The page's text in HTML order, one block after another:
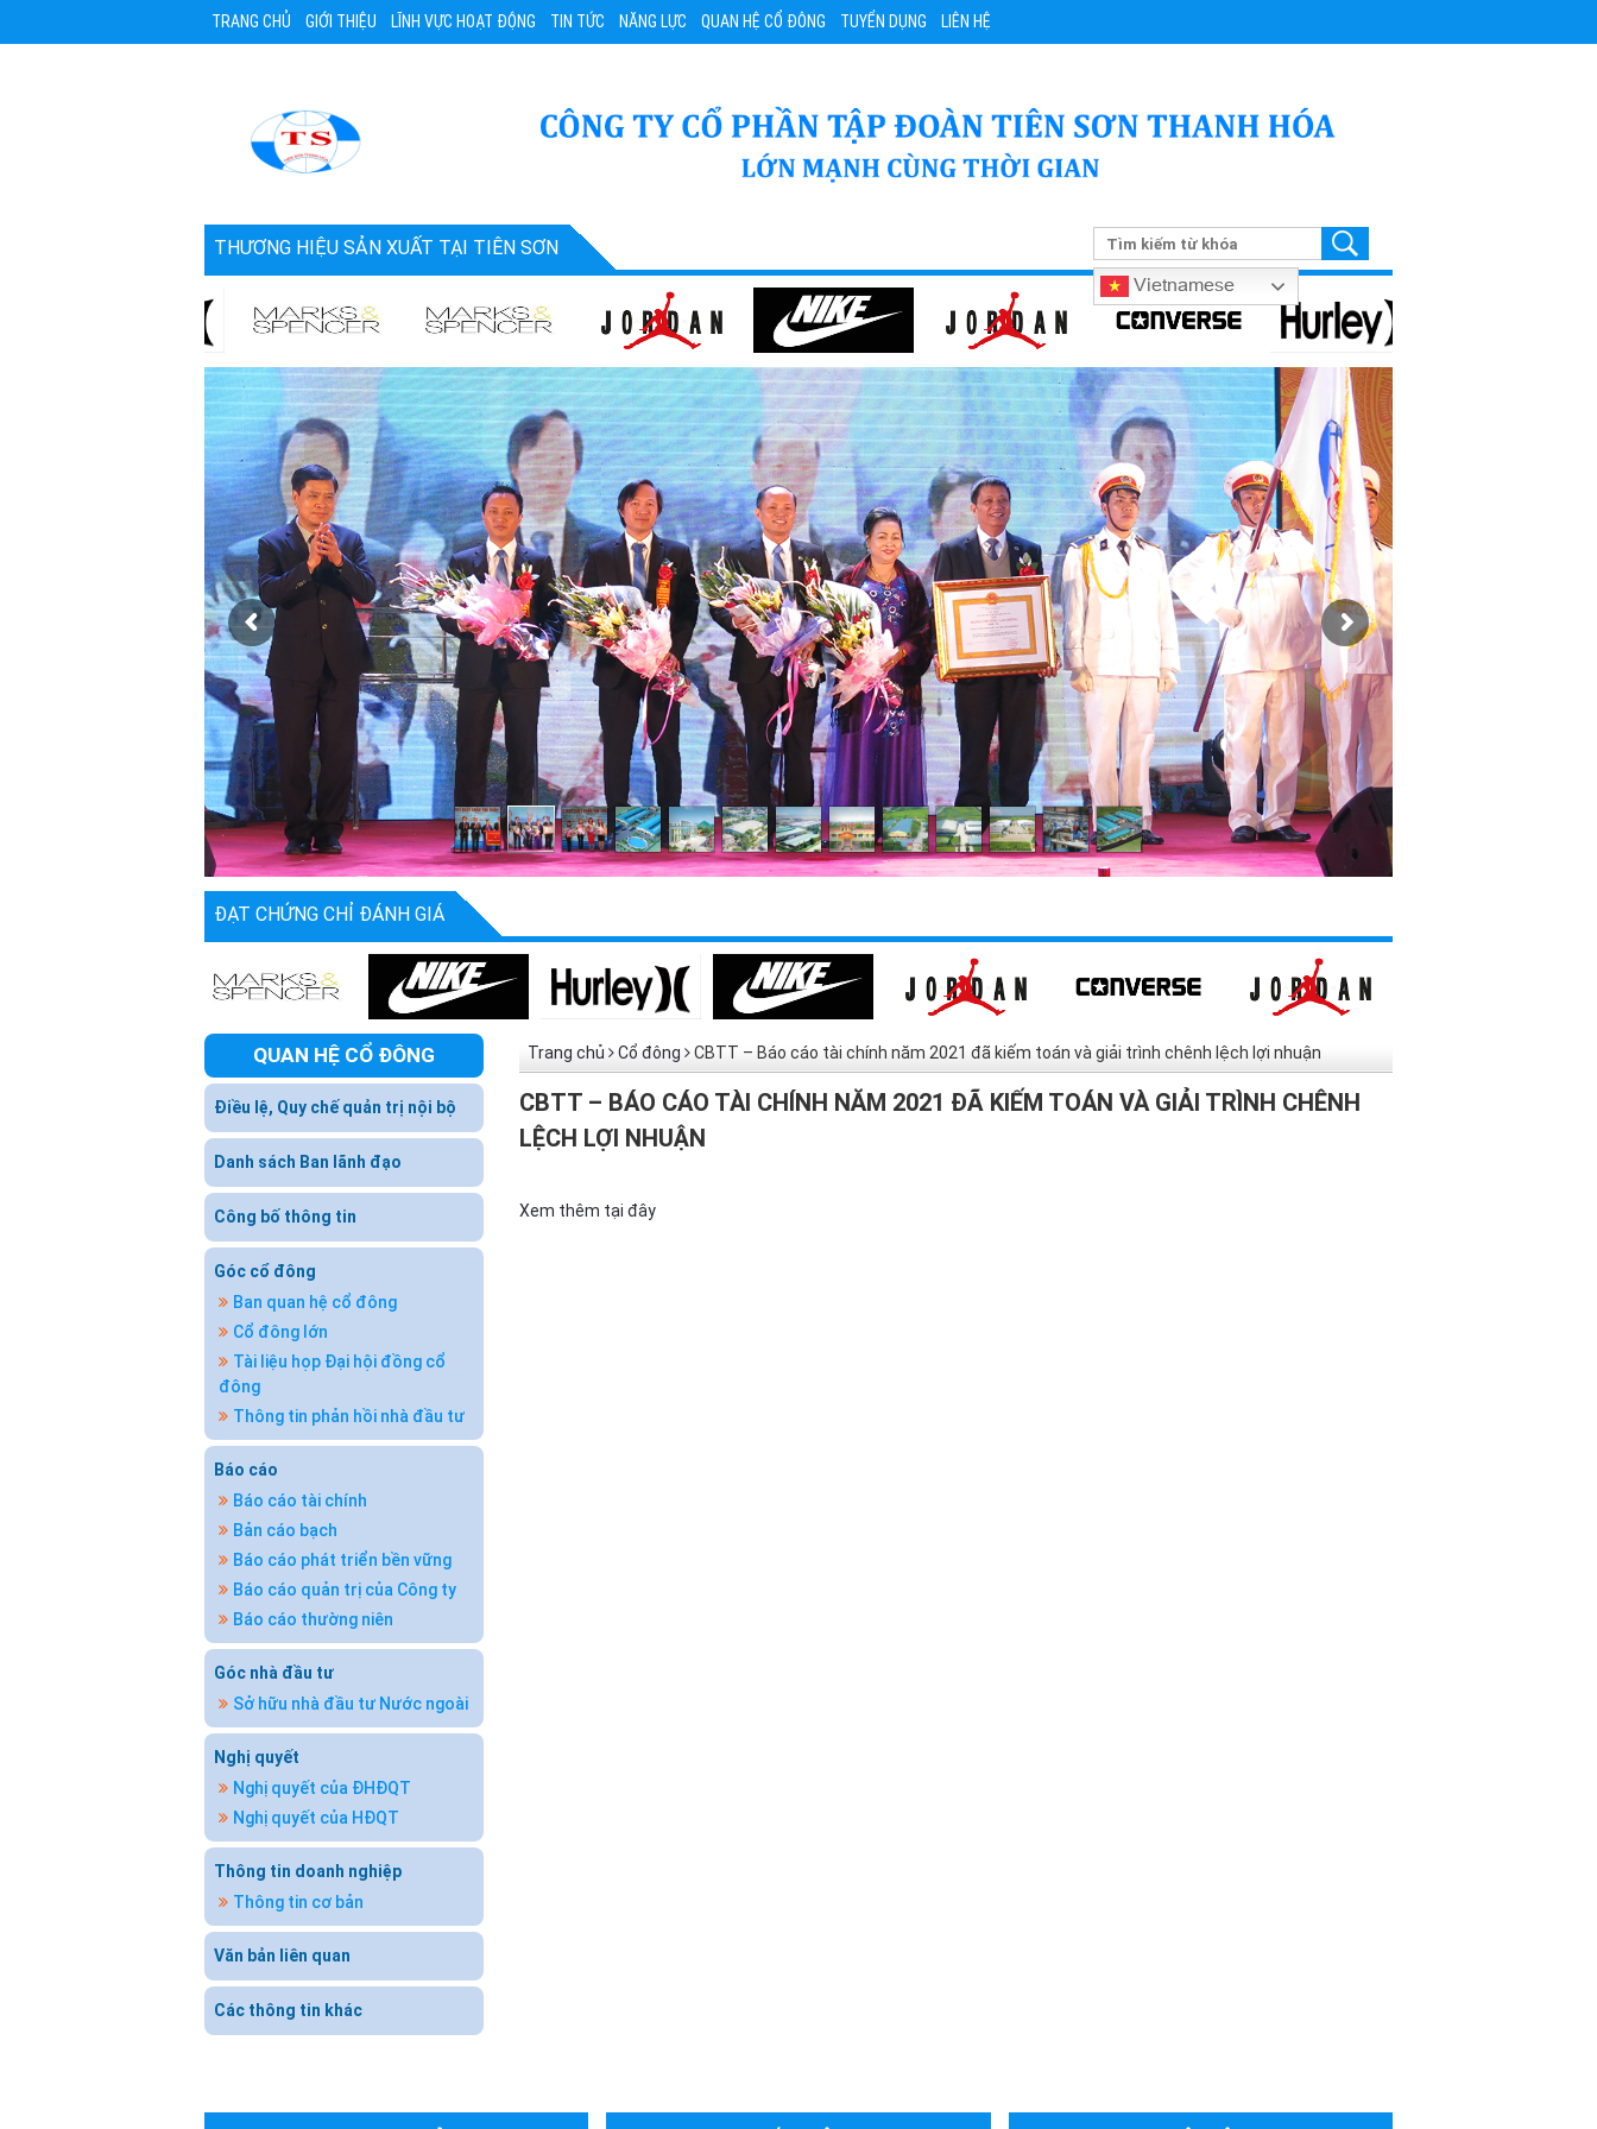
TRANG CHỦ GIỚI THIỆU LĨNH VỰC HOẠT ĐỘNG TIN TỨC NĂNG LỰC QUAN HỆ CỔ ĐÔNG TUYỂN DỤNG LIÊN HỆ
THƯƠNG HIỆU SẢN XUẤT TẠI TIÊN SƠN
Vietnamese
ĐẠT CHỨNG CHỈ ĐÁNH GIÁ
Trang chủ Cổ đông CBTT – Báo cáo tài chính năm 2021 đã kiếm toán và giải trình chênh lệch lợi nhuận
CBTT – BÁO CÁO TÀI CHÍNH NĂM 2021 ĐÃ KIẾM TOÁN VÀ GIẢI TRÌNH CHÊNH
LỆCH LỢI NHUẬN
Xem thêm tại đây
QUAN HỆ CỔ ĐÔNG
Điều lệ, Quy chế quản trị nội bộ
Danh sách Ban lãnh đạo
Công bố thông tin
Góc cổ đông
Ban quan hệ cổ đông
Cổ đông lớn
Tài liệu họp Đại hội đồng cổ
đông
Thông tin phản hồi nhà đầu tư
Báo cáo
Báo cáo tài chính
Bản cáo bạch
Báo cáo phát triển bền vững
Báo cáo quản trị của Công ty
Báo cáo thường niên
Góc nhà đầu tư
Sở hữu nhà đầu tư Nước ngoài
Nghị quyết
Nghị quyết của ĐHĐQT
Nghị quyết của HĐQT
Thông tin doanh nghiệp
Thông tin cơ bản
Văn bản liên quan
Các thông tin khác